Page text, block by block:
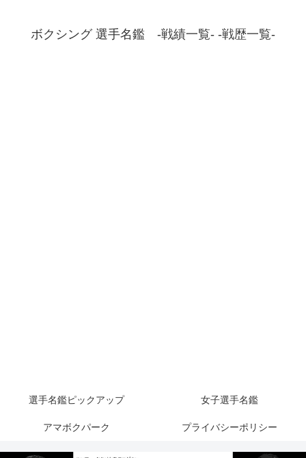
ボクシング 選手名鑑 -戦績一覧- -戦歴一覧-
選手名鑑ピックアップ 女子選手名鑑
アマボクパーク プライバシーポリシー